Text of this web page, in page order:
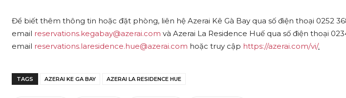
Để biết thêm thông tin hoặc đặt phòng, liên hệ Azerai Kê Gà Bay qua số điện thoại 0252
email reservations.kegabay@azerai.com và Azerai La Residence Huế qua số điện thoại
email reservations.laresidence.hue@azerai.com hoặc truy cập https://azerai.com/vi/.
TAGS AZERAI KE GA BAY AZERAI LA RESIDENCE HUE